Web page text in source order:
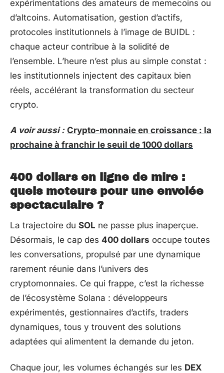
expérimentations des amateurs de memecoins ou
d’altcoins. Automatisation, gestion d’actifs,
protocoles institutionnels à l’image de BUIDL :
chaque acteur contribue à la solidité de
l’ensemble. L’heure n’est plus au simple constat :
les institutionnels injectent des capitaux bien
réels, accélérant la transformation du secteur
crypto.
A voir aussi : Crypto-monnaie en croissance : la
prochaine à franchir le seuil de 1000 dollars
400 dollars en ligne de mire :
quels moteurs pour une envolée
spectaculaire ?
La trajectoire du SOL ne passe plus inaperçue.
Désormais, le cap des 400 dollars occupe toutes
les conversations, propulsé par une dynamique
rarement réunie dans l’univers des
cryptomonnaies. Ce qui frappe, c’est la richesse
de l’écosystème Solana : développeurs
expérimentés, gestionnaires d’actifs, traders
dynamiques, tous y trouvent des solutions
adaptées qui alimentent la demande du jeton.
Chaque jour, les volumes échangés sur les DEX